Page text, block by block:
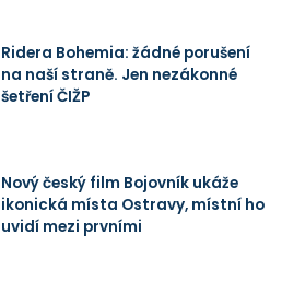
Ridera Bohemia: žádné porušení
na naší straně. Jen nezákonné
šetření ČIŽP
Nový český film Bojovník ukáže
ikonická místa Ostravy, místní ho
uvidí mezi prvními